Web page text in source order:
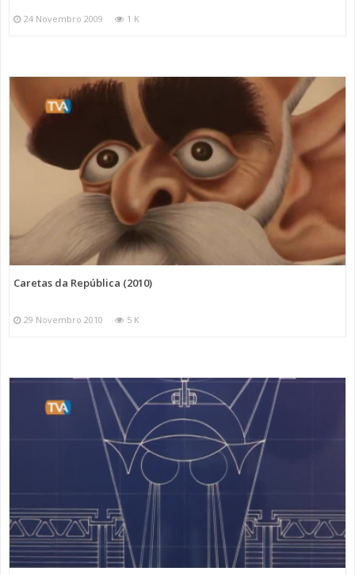
24 Novembro 2009 1 K
Caretas da República (2010)
29 Novembro 2010 5 K